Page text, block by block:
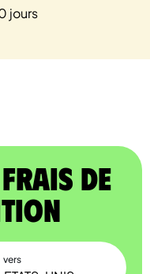
jours
frais de
vers